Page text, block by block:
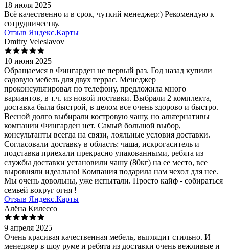
18 июля 2025
Всё качественно и в срок, чуткий менеджер:) Рекомендую к
сотрудничеству.
Отзыв Яндекс.Карты
Dmitry Veleslavov
10 июня 2025
Обращаемся в Фингарден не первый раз. Год назад купили
садовую мебель для двух террас. Менеджер
проконсультировал по телефону, предложила много
вариантов, в т.ч. из новой поставки. Выбрали 2 комплекта,
доставка была быстрой, в целом все очень здорово и быстро.
Весной долго выбирали костровую чашу, но альтернативы
компании Фингарден нет. Самый большой выбор,
консультанты всегда на связи, лояльные условия доставки.
Согласовали доставку в область: чаша, искрогаситель и
подставка приехали прекрасно упакованными, ребята из
службы доставки установили чашу (80кг) на ее место, все
выровняли идеально! Компания подарила нам чехол для нее.
Мы очень довольны, уже испытали. Просто кайф - собираться
семьей вокруг огня !
Отзыв Яндекс.Карты
Алёна Килессо
9 апреля 2025
Очень красивая качественная мебель, выглядит стильно. И
менеджер в шоу руме и ребята из доставки очень вежливые и